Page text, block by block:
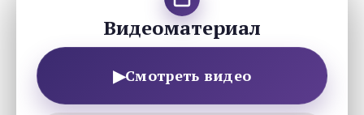
Видеоматериал
▶Смотреть видео